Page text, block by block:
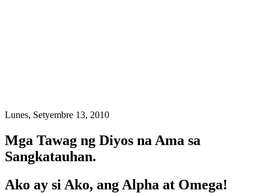
Lunes, Setyembre 13, 2010
Mga Tawag ng Diyos na Ama sa
Sangkatauhan.
Ako ay si Ako, ang Alpha at Omega!